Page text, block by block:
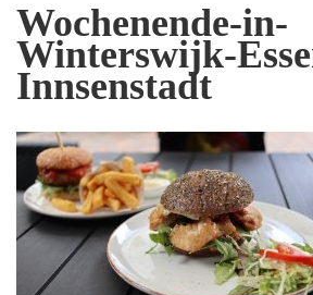
Wochenende-in-
Winterswijk-
Innsenstadt